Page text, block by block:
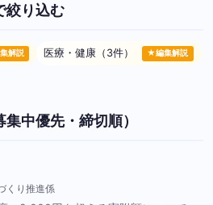
絞り込む
解説 医療・健康（3件） ★編集解説
中優先・締切順）
くり推進係